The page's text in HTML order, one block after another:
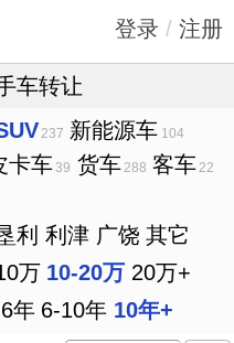
登录 / 注册
车转让
237 新能源车 104
卡车39 货车 288 客车 22
利 利津 广饶 其它
万 10-20万 20万+
年 6-10年 10年+